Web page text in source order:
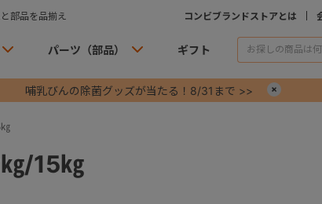
部品を品揃え コンビブランドストアとは
パーツ（部品） ギフト
哺乳びんの除菌グッズが当たる！8/31まで >>
/15㎏